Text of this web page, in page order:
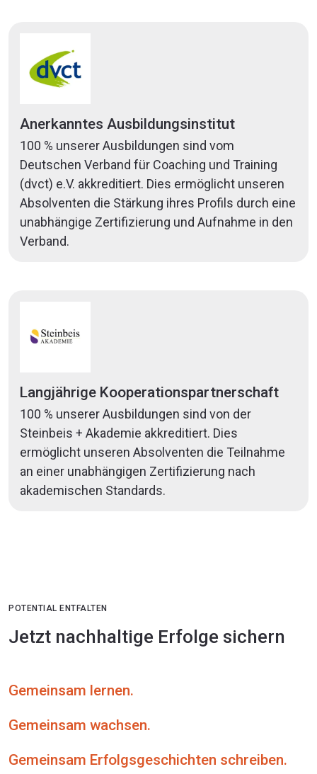
Anerkanntes Ausbildungsinstitut
100 % unserer Ausbildungen sind vom
Deutschen Verband für Coaching und Training
(dvct) e.V. akkreditiert. Dies ermöglicht unseren
Absolventen die Stärkung ihres Profils durch eine
unabhängige Zertifizierung und Aufnahme in den
Verband.
Langjährige Kooperationspartnerschaft
100 % unserer Ausbildungen sind von der
Steinbeis + Akademie akkreditiert. Dies
ermöglicht unseren Absolventen die Teilnahme
an einer unabhängigen Zertifizierung nach
akademischen Standards.
POTENTIAL ENTFALTEN
Jetzt nachhaltige Erfolge sichern
Gemeinsam lernen.
Gemeinsam wachsen.
Gemeinsam Erfolgsgeschichten schreiben.